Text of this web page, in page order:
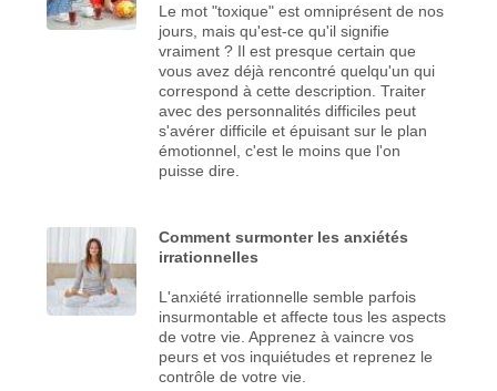
Le mot "toxique" est omniprésent de nos
jours, mais qu'est-ce qu'il signifie
vraiment ? Il est presque certain que
vous avez déjà rencontré quelqu'un qui
correspond à cette description. Traiter
avec des personnalités difficiles peut
s'avérer difficile et épuisant sur le plan
émotionnel, c'est le moins que l'on
puisse dire.
Comment surmonter les anxiétés
irrationnelles
L'anxiété irrationnelle semble parfois
insurmontable et affecte tous les aspects
de votre vie. Apprenez à vaincre vos
peurs et vos inquiétudes et reprenez le
contrôle de votre vie.